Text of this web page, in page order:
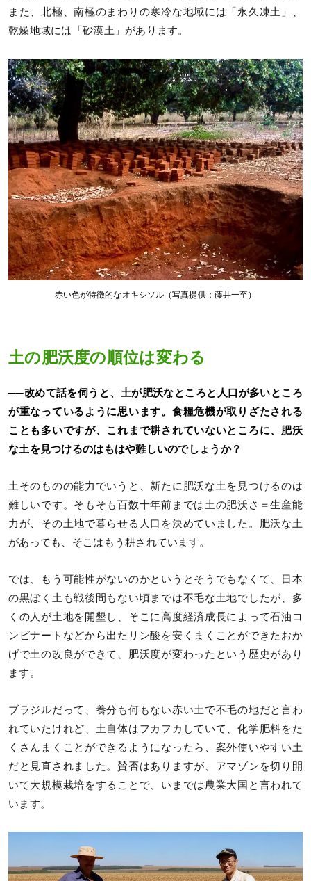
また、北極、南極のまわりの寒冷な地域には「永久凍土」、
乾燥地域には「砂漠土」があります。
赤い色が特徴的なオキシソル（写真提供：藤井一至）
土の肥沃度の順位は変わる
──改めて話を伺うと、土が肥沃なところと人口が多いところ
が重なっているように思います。食糧危機が取りざたされる
ことも多いですが、これまで耕されていないところに、肥沃
な土を見つけるのはもはや難しいのでしょうか？
土そのものの能力でいうと、新たに肥沃な土を見つけるのは
難しいです。そもそも百数十年前までは土の肥沃さ＝生産能
力が、その土地で暮らせる人口を決めていました。肥沃な土
があっても、そこはもう耕されています。
では、もう可能性がないのかというとそうでもなくて、日本
の黒ぼく土も戦後間もない頃までは不毛な土地でしたが、多
くの人が土地を開墾し、そこに高度経済成長によって石油コ
ンビナートなどから出たリン酸を安くまくことができたおか
げで土の改良ができて、肥沃度が変わったという歴史があり
ます。
ブラジルだって、養分も何もない赤い土で不毛の地だと言わ
れていたけれど、土自体はフカフカしていて、化学肥料をた
くさんまくことができるようになったら、案外使いやすい土
だと見直されました。賛否はありますが、アマゾンを切り開
いて大規模栽培をすることで、いまでは農業大国と言われて
います。